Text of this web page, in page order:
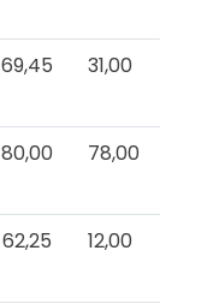
69,45
31,00
80,00
78,00
62,25
12,00